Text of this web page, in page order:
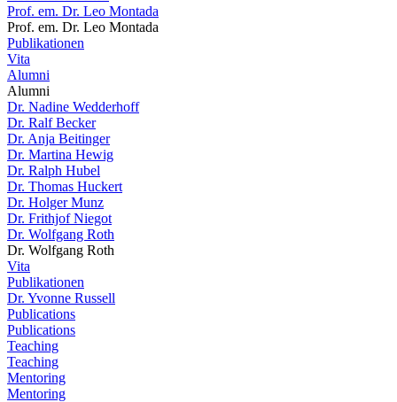
Prof. em. Dr. Leo Montada
Prof. em. Dr. Leo Montada
Publikationen
Vita
Alumni
Alumni
Dr. Nadine Wedderhoff
Dr. Ralf Becker
Dr. Anja Beitinger
Dr. Martina Hewig
Dr. Ralph Hubel
Dr. Thomas Huckert
Dr. Holger Munz
Dr. Frithjof Niegot
Dr. Wolfgang Roth
Dr. Wolfgang Roth
Vita
Publikationen
Dr. Yvonne Russell
Publications
Publications
Teaching
Teaching
Mentoring
Mentoring